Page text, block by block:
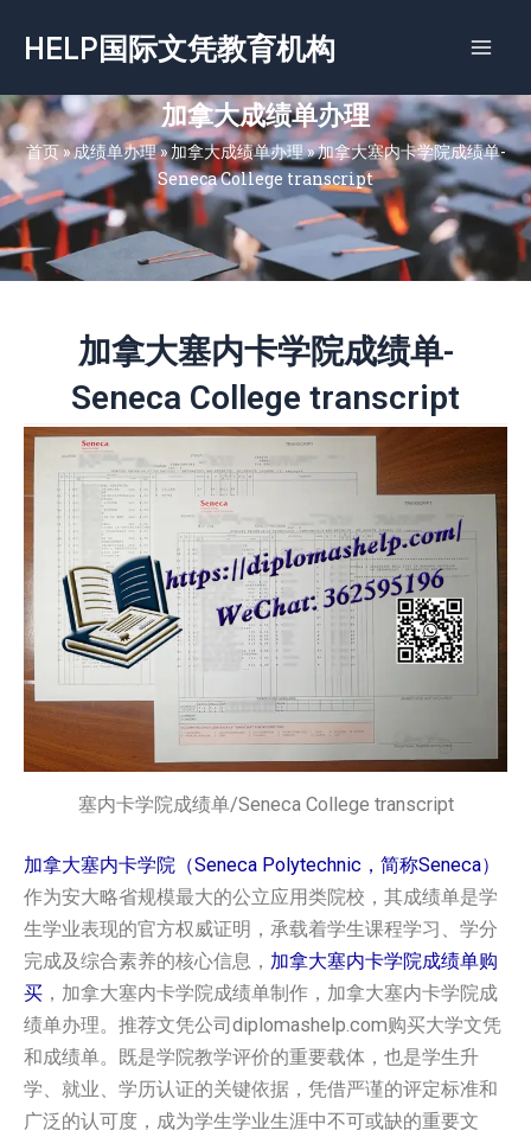
容
HELP国际文凭教育机构
加拿大成绩单办理
首页»成绩单办理»加拿大成绩单办理»加拿大塞内卡学院成绩单-
Seneca College transcript
加拿大塞内卡学院成绩单-
Seneca College transcript
塞内卡学院成绩单/Seneca College transcript
加拿大塞内卡学院（Seneca Polytechnic，简称Seneca）
作为安大略省规模最大的公立应用类院校，其成绩单是学
生学业表现的官方权威证明，承载着学生课程学习、学分
完成及综合素养的核心信息， 加拿大塞内卡学院‌‌成绩单购
买 ，加拿大塞内卡学院‌‌成绩单制作，加拿大塞内卡学院‌‌成
绩单办理。推荐文凭公司diplomashelp.com购买大学文凭
和成绩单。既是学院教学评价的重要载体，也是学生升
学、就业、学历认证的关键依据，凭借严谨的评定标准和
广泛的认可度，成为学生学业生涯中不可或缺的重要文